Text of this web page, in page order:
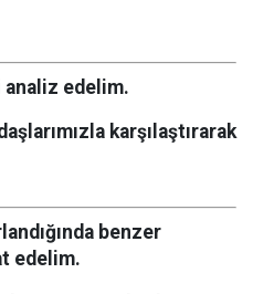
analiz edelim.
karşılaştırarak
benzer
edelim.